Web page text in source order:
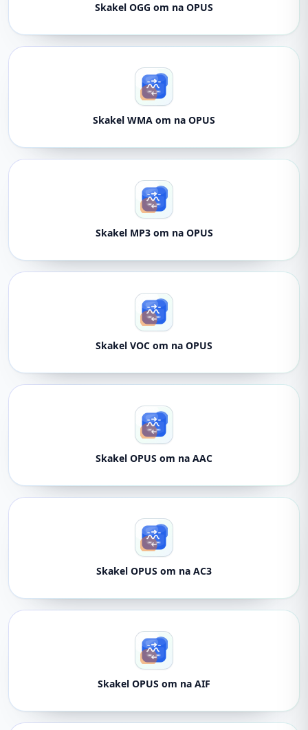
Skakel OGG om na OPUS
Skakel WMA om na OPUS
Skakel MP3 om na OPUS
Skakel VOC om na OPUS
Skakel OPUS om na AAC
Skakel OPUS om na AC3
Skakel OPUS om na AIF